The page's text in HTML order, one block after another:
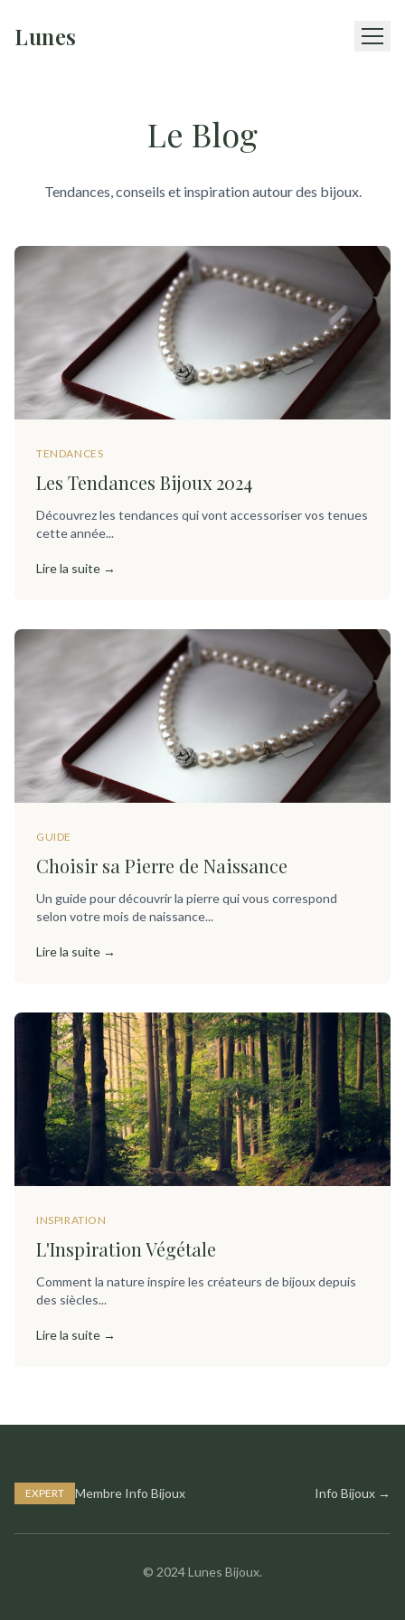
Lunes
Le Blog
Tendances, conseils et inspiration autour des bijoux.
TENDANCES
Les Tendances Bijoux 2024
Découvrez les tendances qui vont accessoriser vos tenues
cette année...
Lire la suite →
GUIDE
Choisir sa Pierre de Naissance
Un guide pour découvrir la pierre qui vous correspond
selon votre mois de naissance...
Lire la suite →
INSPIRATION
L'Inspiration Végétale
Comment la nature inspire les créateurs de bijoux depuis
des siècles...
Lire la suite →
EXPERT Membre Info Bijoux Info Bijoux →
© 2024 Lunes Bijoux.